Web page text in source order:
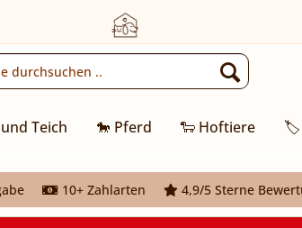
Teich 🐎 Pferd 🐑 Hoftiere 🏷️
10+ Zahlarten 4,9/5 Sterne